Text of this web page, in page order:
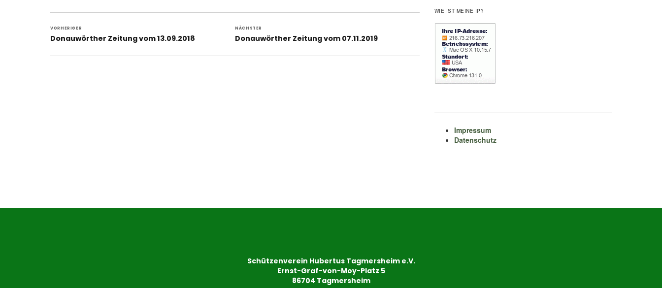
VORHERIGER
Vorheriger
Donauwörther Zeitung vom 13.09.2018
NÄCHSTER
Nächster
Donauwörther Zeitung vom 07.11.2019
WIE IST MEINE IP?
Impressum
Datenschutz
Schützenverein Hubertus Tagmersheim e.V.
Ernst-Graf-von-Moy-Platz 5
86704 Tagmersheim